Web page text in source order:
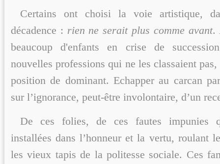
Certains ont choisi la voie artistique,
décadence : rien ne serait plus comme avant.
beaucoup d'enfants en crise de
nouvelles professions qui ne les classaient
position de dominant. Echapper au carcan
sur l’ignorance, peut-être involontaire, d’un
De ces folies, de ces fautes impunies
installées dans l’honneur et la vertu, roulant
les vieux tapis de la politesse sociale. Ces